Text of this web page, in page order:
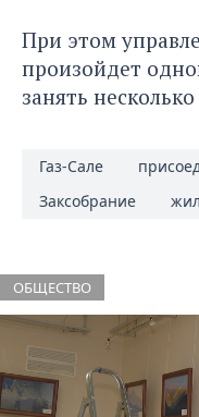
При этом
произойдет
занять несколько
Газ-Сале
Заксобрание
ОБЩЕСТВО